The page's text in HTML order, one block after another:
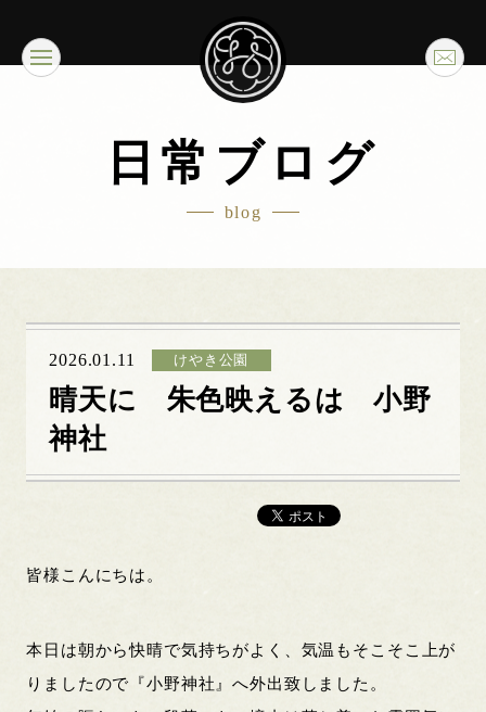
日常ブログ
blog
2026.01.11 けやき公園
晴天に 朱色映えるは 小野
神社
皆様こんにちは。
本日は朝から快晴で気持ちがよく、気温もそこそこ上が
りましたので『小野神社』へ外出致しました。